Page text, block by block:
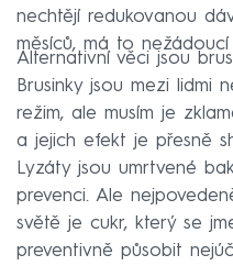
nechtějí redukovanou
měsíců, má to nežádoucí
Alternativní věci jsou
Brusinky jsou mezi lidmi
režim, ale musím je
a jejich efekt je přesně
Lyzáty jsou umrtvené
prevenci. Ale
světě je cukr, který se
preventivně působit